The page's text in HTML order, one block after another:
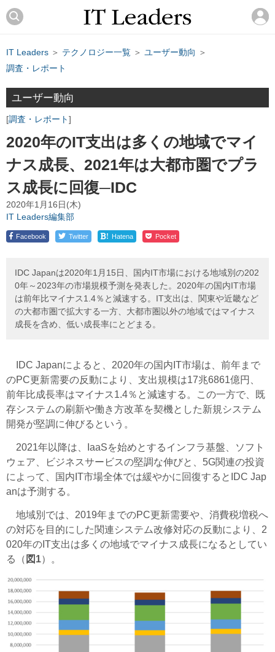
IT Leaders ＞ テクノロジー一覧 ＞ ユーザー動向 ＞
調査・レポート
ユーザー動向
調査・レポート
2020年のIT支出は多くの地域でマイ
ナス成長、2021年は大都市圏でプラ
ス成長に回復─IDC
2020年1月16日(木)
IT Leaders編集部
Facebook Twitter ! Hatena Pocket
IDC Japanは2020年1月15日、国内IT市場における地域別の202
0年～2023年の市場規模予測を発表した。2020年の国内IT市場
は前年比マイナス1.4％と減速する。IT支出は、関東や近畿など
の大都市圏で拡大する一方、大都市圏以外の地域ではマイナス
成長を含め、低い成長率にとどまる。
IDC Japanによると、2020年の国内IT市場は、前年まで
のPC更新需要の反動により、支出規模は17兆6861億円、
前年比成長率はマイナス1.4％と減速する。この一方で、既
存システムの刷新や働き方改革を契機とした新規システム
開発が堅調に伸びるという。
2021年以降は、IaaSを始めとするインフラ基盤、ソフト
ウェア、ビジネスサービスの堅調な伸びと、5G関連の投資
によって、国内IT市場全体では緩やかに回復するとIDC Jap
anは予測する。
地域別では、2019年までのPC更新需要や、消費税増税へ
の対応を目的にした関連システム改修対応の反動により、2
020年のIT支出は多くの地域でマイナス成長になるとしてい
る（ 図1）。